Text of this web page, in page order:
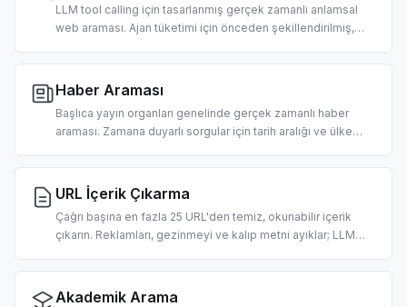
LLM tool calling için tasarlanmış gerçek zamanlı anlamsal
web araması. Ajan tüketimi için önceden şekillendirilmiş,
Ülke ve tarih filtreleri desteklenir.
Haber Araması
Başlıca yayın organları genelinde gerçek zamanlı haber
araması. Zamana duyarlı sorgular için tarih aralığı ve ülke
RAG pipeline'ları için tasarlandı.
URL İçerik Çıkarma
Çağrı başına en fazla 25 URL'den temiz, okunabilir içerik
çıkarın. Reklamları, gezinmeyi ve kalıp metni ayıklar; LLM
kredi.
Akademik Arama